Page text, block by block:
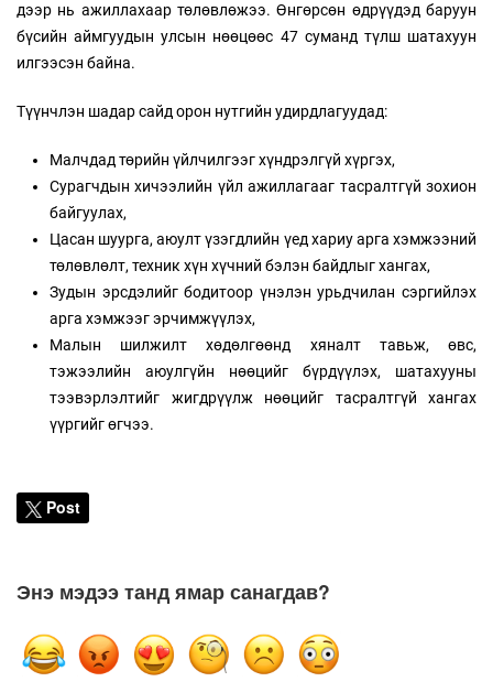
дээр нь ажиллахаар төлөвлөжээ. Өнгөрсөн өдрүүдэд баруун
бүсийн аймгуудын улсын нөөцөөс 47 суманд түлш шатахуун
илгээсэн байна.
Түүнчлэн шадар сайд орон нутгийн удирдлагуудад:
Малчдад төрийн үйлчилгээг хүндрэлгүй хүргэх,
Сурагчдын хичээлийн үйл ажиллагааг тасралтгүй зохион
байгуулах,
Цасан шуурга, аюулт үзэгдлийн үед хариу арга хэмжээний
төлөвлөлт, техник хүн хүчний бэлэн байдлыг хангах,
Зудын эрсдэлийг бодитоор үнэлэн урьдчилан сэргийлэх
арга хэмжээг эрчимжүүлэх,
Малын шилжилт хөдөлгөөнд хяналт тавьж, өвс,
тэжээлийн аюулгүйн нөөцийг бүрдүүлэх, шатахууны
тээвэрлэлтийг жигдрүүлж нөөцийг тасралтгүй хангах
үүргийг өгчээ.
Post
Энэ мэдээ танд ямар санагдав?